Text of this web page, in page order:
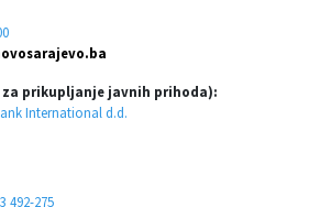
prikupljanje javnih prihoda):
International d.d.
492-275